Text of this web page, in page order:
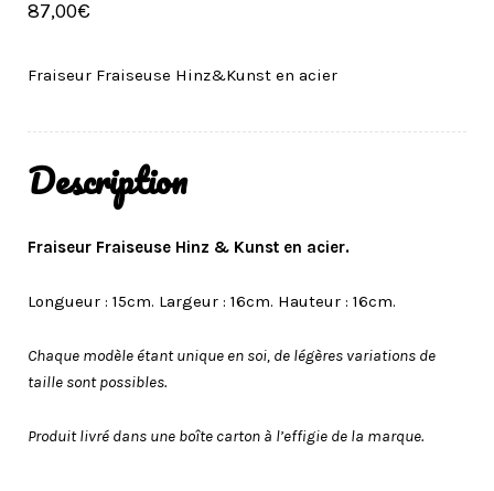
87,00€
Fraiseur Fraiseuse Hinz&Kunst en acier
Description
Fraiseur Fraiseuse Hinz & Kunst en acier.
Longueur : 15cm. Largeur : 16cm. Hauteur : 16cm.
Chaque modèle étant unique en soi, de légères variations de
taille sont possibles.
Produit livré dans une boîte carton à l’effigie de la marque.